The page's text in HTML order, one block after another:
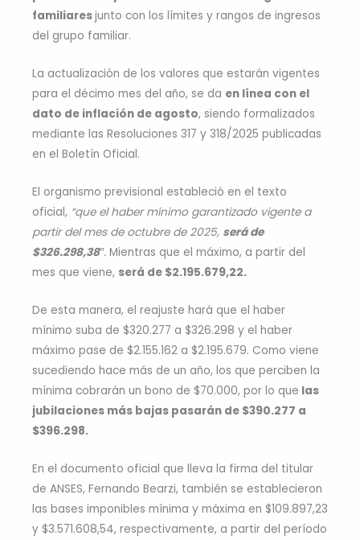
familiaresjunto con los límites y rangos de ingresos
del grupo familiar.
La actualización de los valores que estarán vigentes
para el décimo mes del año, se da en línea con el
dato de inflación de agosto, siendo formalizados
mediante las Resoluciones 317 y 318/2025 publicadas
en el Boletín Oficial.
El organismo previsional estableció en el texto
oficial, “que el haber mínimo garantizado vigente a
partir del mes de octubre de 2025, será de
$326.298,38″. Mientras que el máximo, a partir del
mes que viene, será de $2.195.679,22.
De esta manera, el reajuste hará que el haber
mínimo suba de $320.277 a $326.298 y el haber
máximo pase de $2.155.162 a $2.195.679. Como viene
sucediendo hace más de un año, los que perciben la
mínima cobrarán un bono de $70.000, por lo que las
jubilaciones más bajas pasarán de $390.277 a
$396.298.
En el documento oficial que lleva la firma del titular
de ANSES, Fernando Bearzi, también se establecieron
las bases imponibles mínima y máxima en $109.897,23
y $3.571.608,54, respectivamente, a partir del período